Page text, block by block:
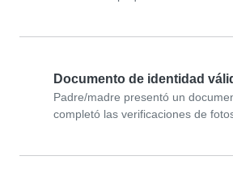
Documento de identidad
Padre/madre presentó un
completó las verificaciones de